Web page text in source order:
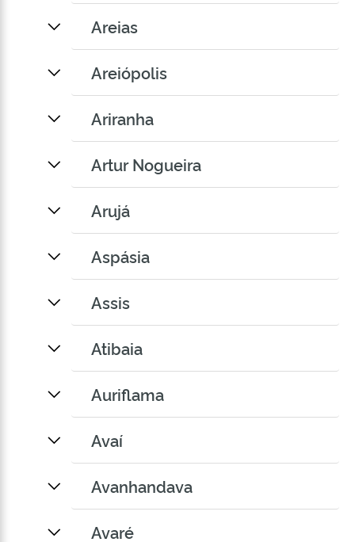
Areias
Areiópolis
Ariranha
Artur Nogueira
Arujá
Aspásia
Assis
Atibaia
Auriflama
Avaí
Avanhandava
Avaré